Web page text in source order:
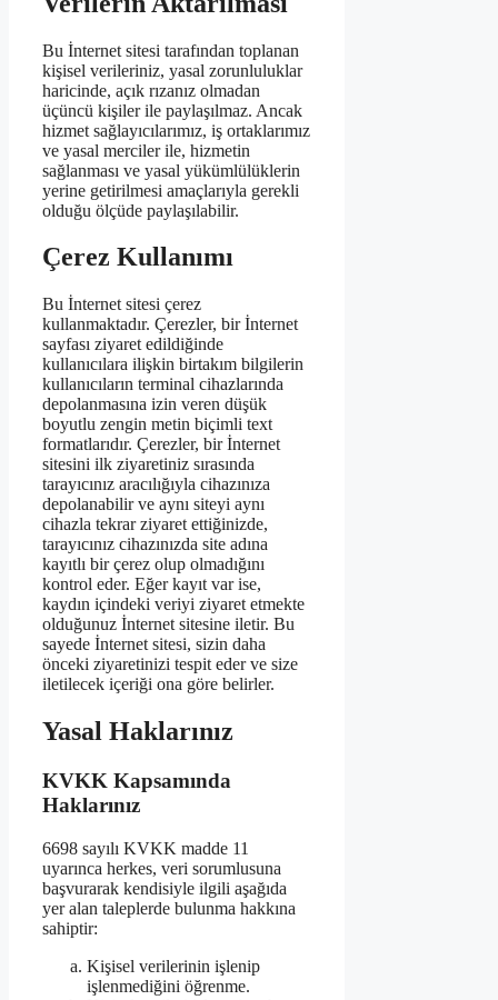
Bu İnternet sitesi tarafından toplanan
kişisel verileriniz, yasal zorunluluklar
haricinde, açık rızanız olmadan
üçüncü kişiler ile paylaşılmaz. Ancak
hizmet sağlayıcılarımız, iş ortaklarımız
ve yasal merciler ile, hizmetin
sağlanması ve yasal yükümlülüklerin
yerine getirilmesi amaçlarıyla gerekli
olduğu ölçüde paylaşılabilir.
Çerez Kullanımı
Bu İnternet sitesi çerez
kullanmaktadır. Çerezler, bir İnternet
sayfası ziyaret edildiğinde
kullanıcılara ilişkin birtakım bilgilerin
kullanıcıların terminal cihazlarında
depolanmasına izin veren düşük
boyutlu zengin metin biçimli text
formatlarıdır. Çerezler, bir İnternet
sitesini ilk ziyaretiniz sırasında
tarayıcınız aracılığıyla cihazınıza
depolanabilir ve aynı siteyi aynı
cihazla tekrar ziyaret ettiğinizde,
tarayıcınız cihazınızda site adına
kayıtlı bir çerez olup olmadığını
kontrol eder. Eğer kayıt var ise,
kaydın içindeki veriyi ziyaret etmekte
olduğunuz İnternet sitesine iletir. Bu
sayede İnternet sitesi, sizin daha
önceki ziyaretinizi tespit eder ve size
iletilecek içeriği ona göre belirler.
Yasal Haklarınız
KVKK Kapsamında
Haklarınız
6698 sayılı KVKK madde 11
uyarınca herkes, veri sorumlusuna
başvurarak kendisiyle ilgili aşağıda
yer alan taleplerde bulunma hakkına
sahiptir:
Kişisel verilerinin işlenip
işlenmediğini öğrenme.